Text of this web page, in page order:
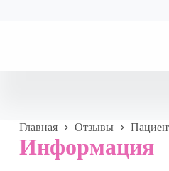
Главная Отзывы
Информация